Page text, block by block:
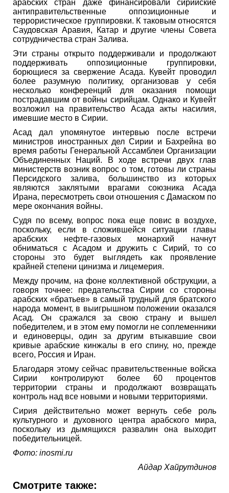
арабских стран даже финансировали сирийские
антиправительственные оппозиционные и
террористическое группировки. К таковым относятся
Саудовская Аравия, Катар и другие члены Совета
сотрудничества стран Залива.
Эти страны открыто поддерживали и продолжают
поддерживать оппозиционные группировки,
борющиеся за свержение Асада. Кувейт проводил
более разумную политику, организовав у себя
несколько конференций для оказания помощи
пострадавшим от войны сирийцам. Однако и Кувейт
возложил на правительство Асада акты насилия,
имевшие место в Сирии.
Асад дал упомянутое интервью после встречи
министров иностранных дел Сирии и Бахрейна во
время работы Генеральной Ассамблеи Организации
Объединенных Наций. В ходе встречи двух глав
министерств возник вопрос о том, готовы ли страны
Персидского залива, большинство из которых
являются заклятыми врагами союзника Асада
Ирана, пересмотреть свои отношения с Дамаском по
мере окончания войны.
Судя по всему, вопрос пока еще повис в воздухе,
поскольку, если в сложившейся ситуации главы
арабских нефте-газовых монархий начнут
обниматься с Асадом и дружить с Сирий, то со
стороны это будет выглядеть как проявление
крайней степени цинизма и лицемерия.
Между прочим, на фоне коллективной обструкции, а
говоря точнее: предательства Сирии со стороны
арабских «братьев» в самый трудный для братского
народа момент, в выигрышном положении оказался
Асад. Он сражался за свою страну и вышел
победителем, и в этом ему помогли не соплеменники
и единоверцы, один за другим втыкавшие свои
кривые арабские кинжалы в его спину, но, прежде
всего, Россия и Иран.
Благодаря этому сейчас правительственные войска
Сирии контролируют более 60 процентов
территории страны и продолжают возвращать
контроль над все новыми и новыми территориями.
Сирия действительно может вернуть себе роль
культурного и духовного центра арабского мира,
поскольку из дымящихся развалин она выходит
победительницей.
Фото: inosmi.ru
Айдар Хайрутдинов
Смотрите также: